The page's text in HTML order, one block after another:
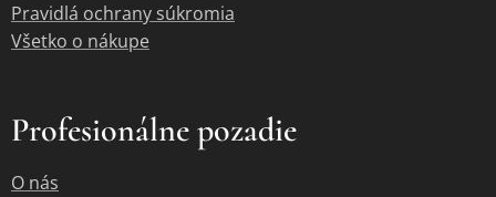
Pravidlá ochrany súkromia
Všetko o nákupe
Profesionálne pozadie
O nás